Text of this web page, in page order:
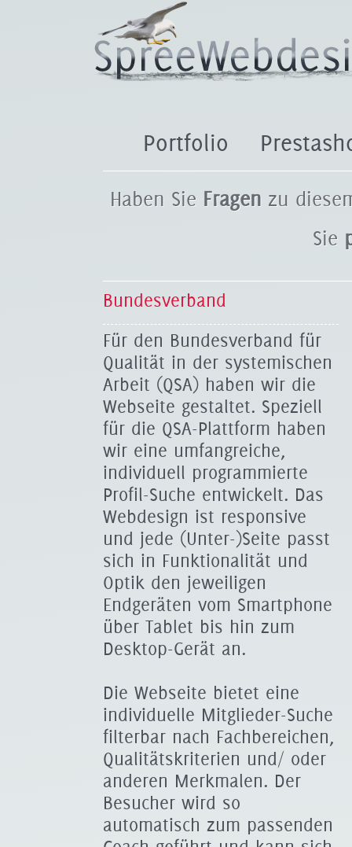
Portfolio
Haben Sie Fragen zu
Sie
Bundesverband
Für den Bundesverband für
Qualität in der systemischen
Arbeit (QSA) haben wir die
Webseite gestaltet. Speziell
für die QSA-Plattform haben
wir eine umfangreiche,
individuell programmierte
Profil-Suche entwickelt. Das
Webdesign ist responsive
und jede (Unter-)Seite passt
sich in Funktionalität und
Optik den jeweiligen
Endgeräten vom Smartphone
über Tablet bis hin zum
Desktop-Gerät an.
Die Webseite bietet eine
individuelle Mitglieder-Suche
filterbar nach Fachbereichen,
Qualitätskriterien und/ oder
anderen Merkmalen. Der
Besucher wird so
automatisch zum passenden